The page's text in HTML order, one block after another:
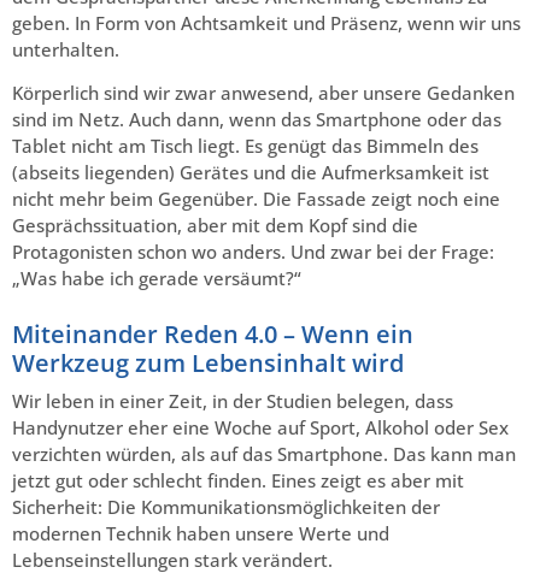
geben. In Form von Achtsamkeit und Präsenz, wenn wir uns
unterhalten.
Körperlich sind wir zwar anwesend, aber unsere Gedanken
sind im Netz. Auch dann, wenn das Smartphone oder das
Tablet nicht am Tisch liegt. Es genügt das Bimmeln des
(abseits liegenden) Gerätes und die Aufmerksamkeit ist
nicht mehr beim Gegenüber. Die Fassade zeigt noch eine
Gesprächssituation, aber mit dem Kopf sind die
Protagonisten schon wo anders. Und zwar bei der Frage:
„Was habe ich gerade versäumt?“
Miteinander Reden 4.0 – Wenn ein
Werkzeug zum Lebensinhalt wird
Wir leben in einer Zeit, in der Studien belegen, dass
Handynutzer eher eine Woche auf Sport, Alkohol oder Sex
verzichten würden, als auf das Smartphone. Das kann man
jetzt gut oder schlecht finden. Eines zeigt es aber mit
Sicherheit: Die Kommunikationsmöglichkeiten der
modernen Technik haben unsere Werte und
Lebenseinstellungen stark verändert.